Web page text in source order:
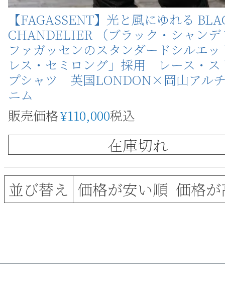
【FAGASSENT】光と風にゆれる
CHANDELIER （ブラック・シャンデ
ファガッセンのスタンダードシルエ
レス・セミロング」採用 レース・ス
プシャツ 英国LONDON×岡山アル
ニム
販売価格¥110,000税込
在庫切れ
並び替え 価格が安い順 価格